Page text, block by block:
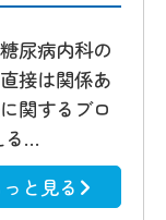
尿病内科の
接は関係あ
関するブロ
る…
っと見る